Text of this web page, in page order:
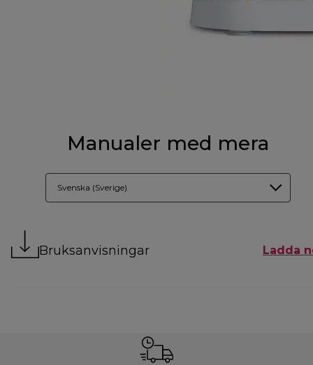
Manualer med mera
Svenska (Sverige)
Bruksanvisningar Ladda